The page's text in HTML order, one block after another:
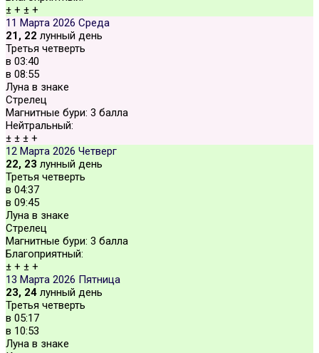
± + ± +
11 Марта 2026 Среда
21, 22 лунный день
Третья четверть
в 03:40
в 08:55
Луна в знаке
Стрелец
Магнитные бури: 3 балла
Нейтральный:
± ± ± +
12 Марта 2026 Четверг
22, 23 лунный день
Третья четверть
в 04:37
в 09:45
Луна в знаке
Стрелец
Магнитные бури: 3 балла
Благоприятный:
± + ± +
13 Марта 2026 Пятница
23, 24 лунный день
Третья четверть
в 05:17
в 10:53
Луна в знаке